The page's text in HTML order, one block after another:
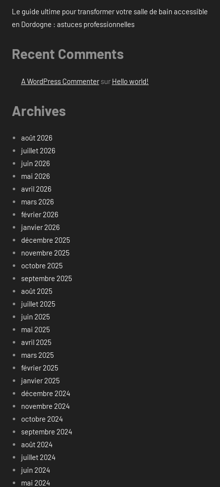
Le guide ultime pour transformer votre salle de bain accessible
en Dordogne : astuces professionnelles
Recent Comments
A WordPress Commentersur Hello world!
Archives
août 2026
juillet 2026
juin 2026
mai 2026
avril 2026
mars 2026
février 2026
janvier 2026
décembre 2025
novembre 2025
octobre 2025
septembre 2025
août 2025
juillet 2025
juin 2025
mai 2025
avril 2025
mars 2025
février 2025
janvier 2025
décembre 2024
novembre 2024
octobre 2024
septembre 2024
août 2024
juillet 2024
juin 2024
mai 2024